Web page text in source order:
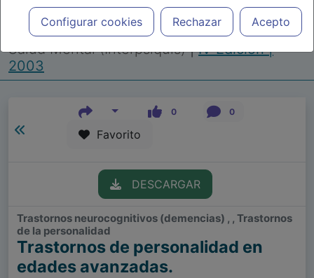
profesionales facultados prescribir medicamentos y decidir, en
cada caso concreto, el tratamiento más adecuado a las
necesidades del paciente.
Configurar cookies Rechazar Acepto
Repositorio de Artículos |Congreso Virtual
Internacional de Psiquiatría, Psicología y
Salud Mental (Interpsiquis)|IV Edición |
2003
0 0
Favorito
DESCARGAR
Trastornos neurocognitivos (demencias) , , Trastornos
de la personalidad
Trastornos de personalidad en
edades avanzadas.